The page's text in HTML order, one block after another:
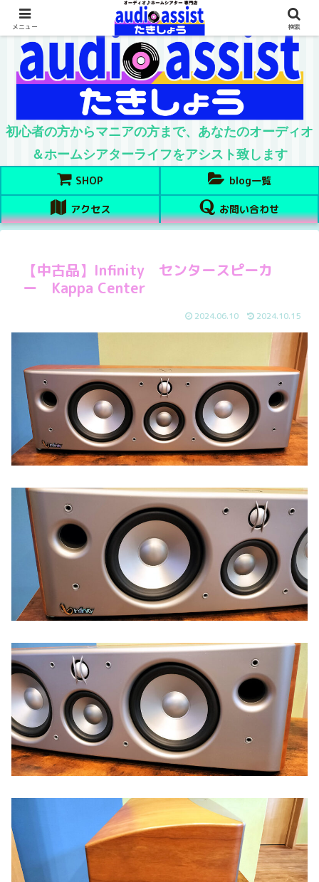
初心者の方からマニアの方まで、あなたのオーディオ
＆ホームシアターライフをアシスト致します
SHOP blog一覧
アクセス お問い合わせ
【中古品】Infinity センタースピーカ
ー Kappa Center
2024.06.10 2024.10.15
メニュー 検索